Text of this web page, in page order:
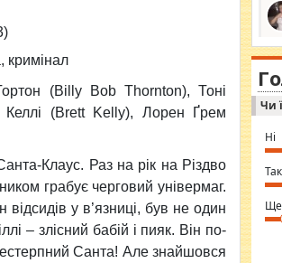
кримінал
(Billy Bob Thornton), Тоні
Келлі (Brett Kelly), Лорен Ґрем
Клаус. Раз на рік на Різдво
грабує черговий універмаг.
у в’язниці, був не один
– злісний бабій і пияк. Він по-
Санта! Але знайшовся
за
ми
in
⇒
Чи
Ні
Так
Ще